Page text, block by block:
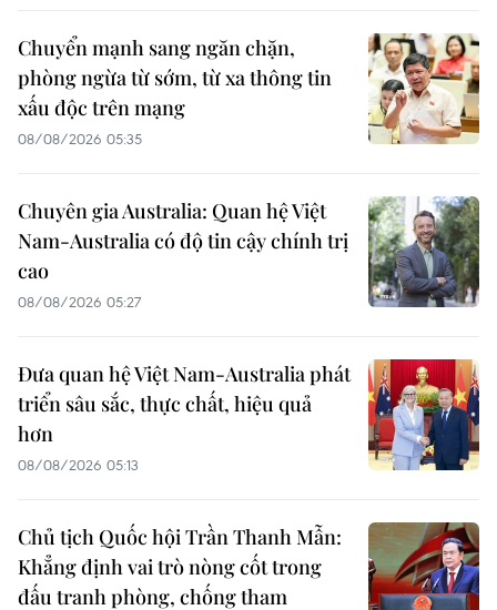
Chuyển mạnh sang ngăn chặn,
phòng ngừa từ sớm, từ xa thông tin
xấu độc trên mạng
08/08/2026 05:35
Chuyên gia Australia: Quan hệ Việt
Nam-Australia có độ tin cậy chính trị
cao
08/08/2026 05:27
Đưa quan hệ Việt Nam-Australia phát
triển sâu sắc, thực chất, hiệu quả
hơn
08/08/2026 05:13
Chủ tịch Quốc hội Trần Thanh Mẫn:
Khẳng định vai trò nòng cốt trong
đấu tranh phòng, chống tham